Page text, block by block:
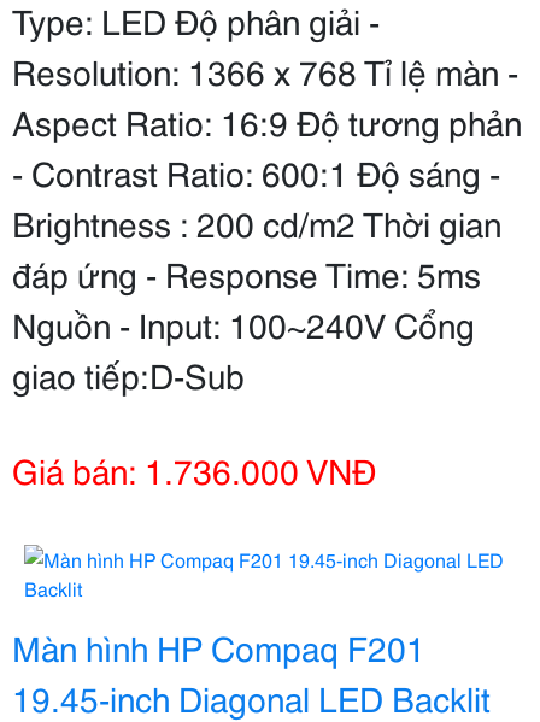
Type: LED Độ phân giải -
Resolution: 1366 x 768 Tỉ lệ màn -
Aspect Ratio: 16:9 Độ tương phản
- Contrast Ratio: 600:1 Độ sáng -
Brightness : 200 cd/m2 Thời gian
đáp ứng - Response Time: 5ms
Nguồn - Input: 100~240V Cổng
giao tiếp:D-Sub
Giá bán: 1.736.000 VNĐ
Màn hình HP Compaq F201
19.45-inch Diagonal LED Backlit